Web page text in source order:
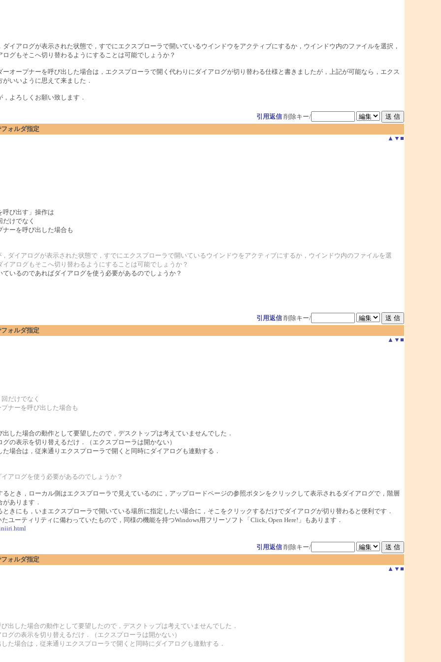
イアログが表示された状態で，すでにエクスプローラで開いているウインドウをアクティブにするか，ウインドウ内のファイルを選択，
グもそこへ切り替わるようにすることは可能でしょうか？
オープナーを呼び出した場合は，エクスプローラで開く代わりにダイアログが切り替わる仕様と書きましたが，上記が可能なら，エクス
いいように思えて来ました．
よろしくお願い致します．
引用返信 削除キー/
ォルダ指定
▲ ▼ ■
呼び出す」操作は
けでなく
ーを呼び出した場合も
ダイアログが表示された状態で，すでにエクスプローラで開いているウインドウをアクティブにするか，ウインドウ内のファイルを選
アログもそこへ切り替わるようにすることは可能でしょうか？
いるのであればダイアログを使う必要があるのでしょうか？
引用返信 削除キー/
ォルダ指定
▲ ▼ ■
だけでなく
ナーを呼び出した場合も
した場合の動作として要望したので，デスクトップは考えていませんでした．
の表示を切り替えるだけ．（エクスプローラは開かない）
場合は，従来通りエクスプローラで開くと同時にダイアログも連動する．
アログを使う必要があるのでしょうか？
とき，ローカル側はエクスプローラで見えているのに，アップロードページの参照ボタンをクリックして表示されるダイアログで，階層
あります．
きにも，いまエクスプローラで開いている場所に指定したい場合に，そこをクリックするだけでダイアログが切り替わると便利です．
ユーティリティに備わっていたもので，同様の機能を持つWindows用フリーソフト「Click, Open Here!」もあります．
引用返信 削除キー/
ォルダ指定
▲ ▼ ■
出した場合の動作として要望したので，デスクトップは考えていませんでした．
グの表示を切り替えるだけ．（エクスプローラは開かない）
た場合は，従来通りエクスプローラで開くと同時にダイアログも連動する．